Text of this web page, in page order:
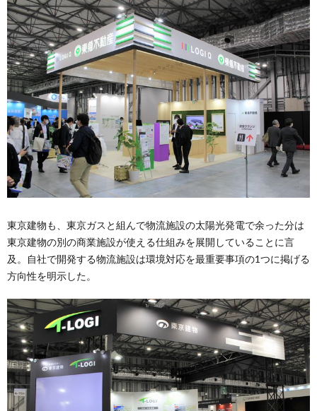
東京建物も、東京ガスと組んで物流施設の太陽光発電で余った分は
東京建物の別の商業施設が使える仕組みを展開していることに言
及。自社で開発する物流施設は環境対応を最重要事項の1つに掲げる
方向性を明示した。